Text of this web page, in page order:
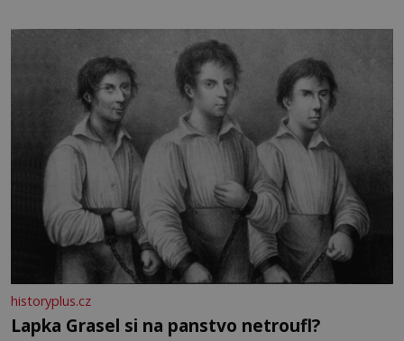
bez které si českou zahradu ani nedokážeme představit.
historyplus.cz
Lapka Grasel si na panstvo netroufl?